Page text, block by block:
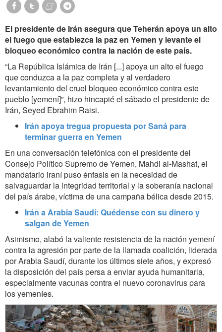
El presidente de Irán asegura que Teherán apoya un alto
el fuego que establezca la paz en Yemen y levante el
bloqueo económico contra la nación de este país.
“La República Islámica de Irán [...] apoya un alto el fuego
que conduzca a la paz completa y al verdadero
levantamiento del cruel bloqueo económico contra este
pueblo [yemení]”, hizo hincapié el sábado el presidente de
Irán, Seyed Ebrahim Raisi.
Irán apoya tregua propuesta por Saná para
terminar guerra en Yemen
En una conversación telefónica con el presidente del
Consejo Político Supremo de Yemen, Mahdi al-Mashat, el
mandatario iraní puso énfasis en la necesidad de
salvaguardar la integridad territorial y la soberanía nacional
del país árabe, víctima de una campaña bélica desde 2015.
Irán a Arabia Saudí: Quédense con su dinero y
salgan de Yemen
Asimismo, alabó la valiente resistencia de la nación yemení
contra la agresión por parte de la llamada coalición, liderada
por Arabia Saudí, durante los últimos siete años, y expresó
la disposición del país persa a enviar ayuda humanitaria,
especialmente vacunas contra el nuevo coronavirus para
los yemeníes.